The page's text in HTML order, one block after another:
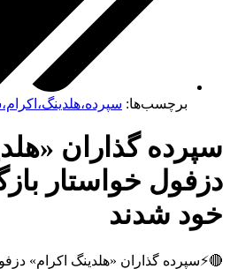
برچسب‌ها:
گذاران
خواستار
شدند
گذاران «هلدینگ اکرام»